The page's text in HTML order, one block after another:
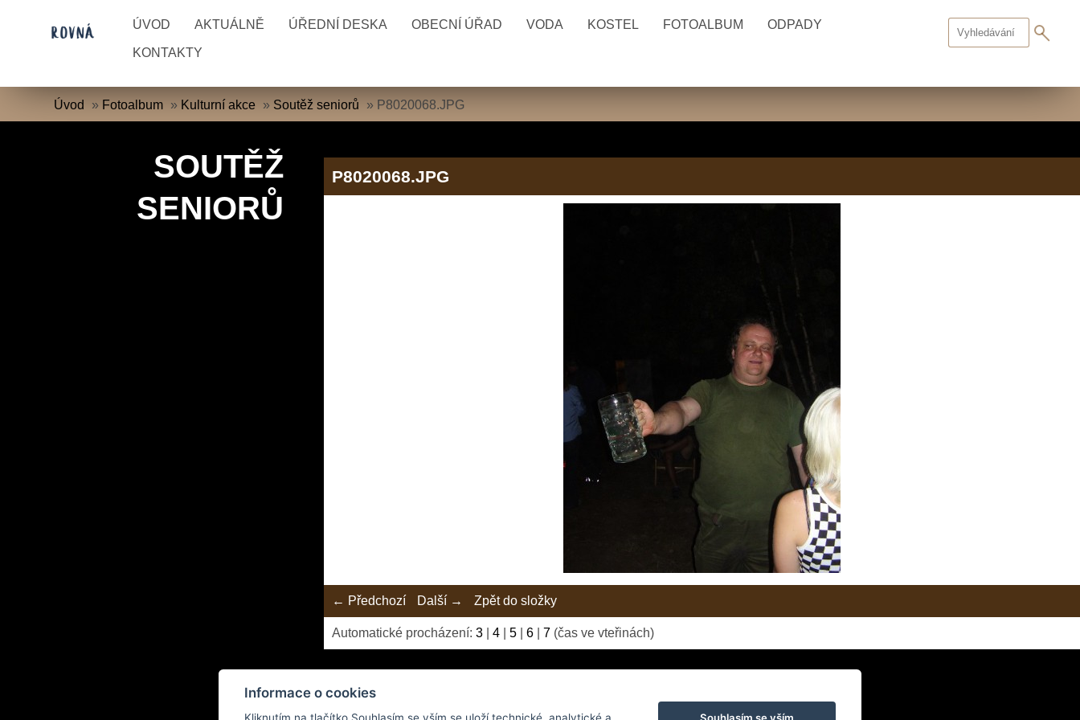
ÚVOD AKTUÁLNĚ ÚŘEDNÍ DESKA OBECNÍ ÚŘAD VODA KOSTEL FOTOALBUM ODPADY
KONTAKTY
Úvod » Fotoalbum » Kulturní akce » Soutěž seniorů » P8020068.JPG
SOUTĚŽ
SENIORŮ
P8020068.JPG
← Předchozí Další → Zpět do složky
Automatické procházení:3 |4 |5 |6 |7 (čas ve vteřinách)
Informace o cookies